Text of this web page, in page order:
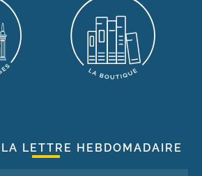
LETTRE HEBDOMADAIRE